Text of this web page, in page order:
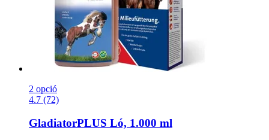
2 opció
4.7 (72)
GladiatorPLUS Ló, 1.000 ml